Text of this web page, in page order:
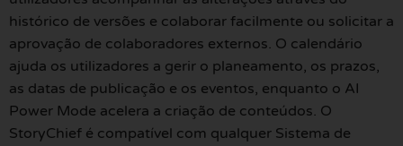
histórico de versões e colaborar facilmente ou solicitar a
aprovação de colaboradores externos. O calendário
ajuda os utilizadores a gerir o planeamento, os prazos,
as datas de publicação e os eventos, enquanto o AI
Power Mode acelera a criação de conteúdos. O
StoryChief é compatível com qualquer Sistema de